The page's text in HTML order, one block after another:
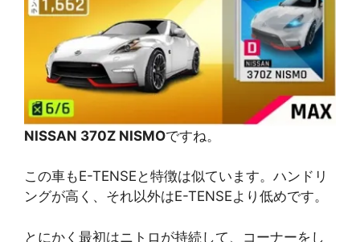
NISSAN 370Z NISMOですね。
この車もE-TENSEと特徴は似ています。ハンドリ
ングが高く、それ以外はE-TENSEより低めです。
とにかく最初はニトロが持続して、コーナーをし